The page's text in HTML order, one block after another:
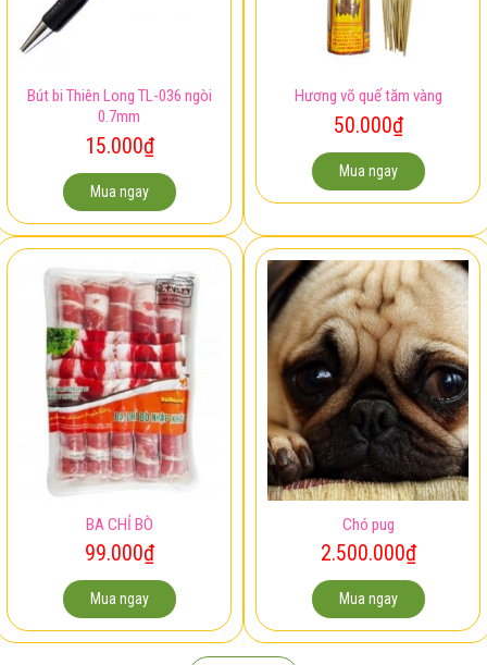
Bút bi Thiên Long TL-036 ngòi
0.7mm
15.000₫
Mua ngay
Hương võ quế tăm vàng
50.000₫
Mua ngay
BA CHỈ BÒ
99.000₫
Mua ngay
Chó pug
2.500.000₫
Mua ngay